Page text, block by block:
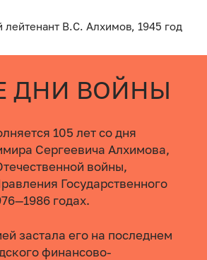
лейтенант В.С. Алхимов, 1945 год
ДНИ ВОЙНЫ
105 лет со дня
Сергеевича Алхимова,
войны,
Государственного
годах.
застала его на последнем
финансово-